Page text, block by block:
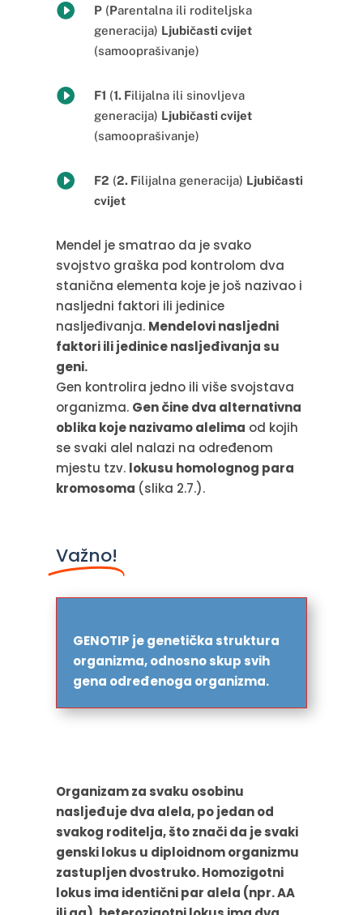
 P(Parentalna ili roditeljska
generacija) Ljubičasti cvijet
(samooprašivanje)
 F1 (1. Filijalna ili sinovljeva
generacija) Ljubičasti cvijet
(samooprašivanje)
 F2 (2. Filijalna generacija) Ljubičasti
cvijet
Mendel je smatrao da je svako
svojstvo graška pod kontrolom dva
stanična elementa koje je još nazivao i
nasljedni faktori ili jedinice
nasljeđivanja. Mendelovi nasljedni
faktori ili jedinice nasljeđivanja su
geni.
Gen kontrolira jedno ili više svojstava
organizma. Gen čine dva alternativna
oblika koje nazivamo alelima od kojih
se svaki alel nalazi na određenom
mjestu tzv. lokusu homolognog para
kromosoma (slika 2.7.).
Važno!
GENOTIP je genetička struktura
organizma, odnosno skup svih
gena određenoga organizma.
Organizam za svaku osobinu
nasljeđuje dva alela, po jedan od
svakog roditelja, što znači da je svaki
genski lokus u diploidnom organizmu
zastupljen dvostruko.Homozigotni
lokus ima identični par alela (npr. AA